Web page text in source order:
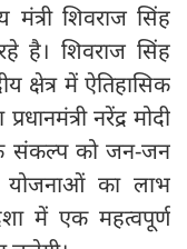
शिवराज सिंह
है। शिवराज सिंह
क्षेत्र में ऐतिहासिक
नरेंद्र मोदी
संकल्प को जन-जन
का लाभ
में एक महत्वपूर्ण